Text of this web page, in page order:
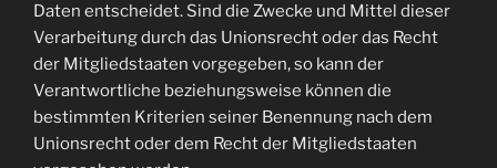
Daten entscheidet. Sind die Zwecke und Mittel dieser
Verarbeitung durch das Unionsrecht oder das Recht
der Mitgliedstaaten vorgegeben, so kann der
Verantwortliche beziehungsweise können die
bestimmten Kriterien seiner Benennung nach dem
Unionsrecht oder dem Recht der Mitgliedstaaten